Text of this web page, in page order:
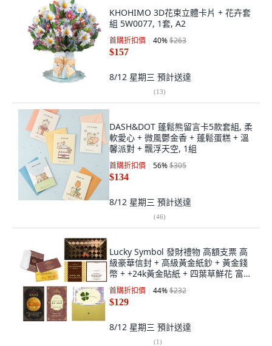
KHOHIMO 3D花束立體卡片 + 花卉套
組 5W0077, 1套, A2
首購折扣價 40%$263
$157
8/12 星期三 預計送達
(13)
DASH&DOT 蓬鬆熊留言卡5款套組, 柔
軟愛心 + 微風鬱金香 + 蓬鬆蛋糕 + 溫
馨派對 + 飄浮天空, 1組
首購折扣價 56%$305
$134
8/12 星期三 預計送達
(46)
Lucky Symbol 發財禮物 高額支票 高
級豪華信封 + 高級黃金紙鈔 + 黃金錢
幣 + +24k黃金貼紙 + 四葉草鮮花 富豪
1000億套組, 混合色, 1套
首購折扣價 44%$232
$129
8/12 星期三 預計送達
(1)